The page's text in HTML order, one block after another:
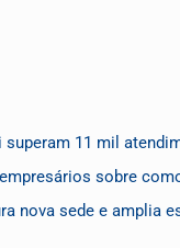
11 mil
sobre
nova sede e amplia